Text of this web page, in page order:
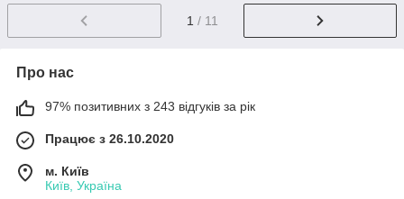
1 / 11
Про нас
97% позитивних з 243 відгуків за рік
Працює з 26.10.2020
м. Київ
Київ, Україна